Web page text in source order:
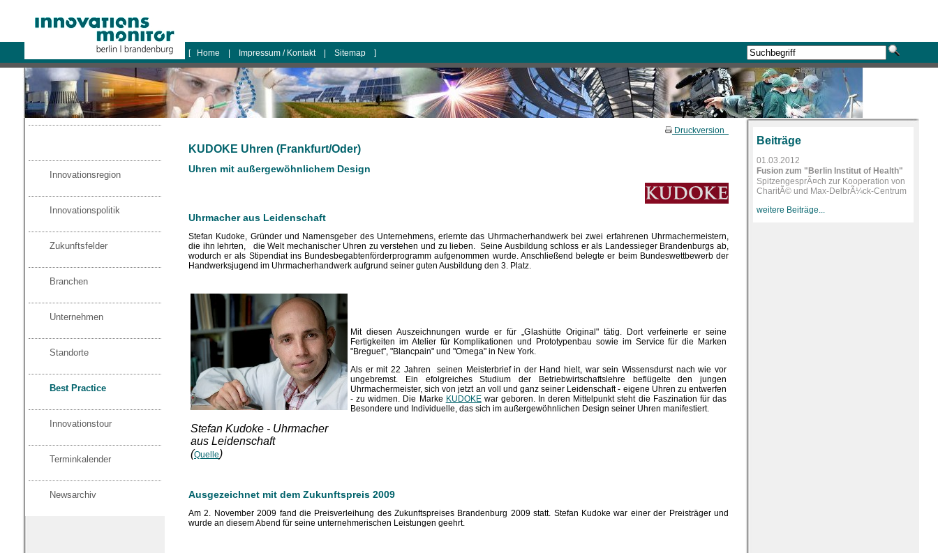
logo
[ Home Impressum / Kontakt Sitemap ]
Innovationsregion
Innovationspolitik
Zukunftsfelder
Branchen
Unternehmen
Standorte
Best Practice
Innovationstour
Terminkalender
Newsarchiv
Druckversion
KUDOKE Uhren (Frankfurt/Oder)
Uhren mit außergewöhnlichem Design
Uhrmacher aus Leidenschaft
Stefan Kudoke, Gründer und Namensgeber des Unternehmens, erlernte das Uhrmacherhandwerk bei zwei erfahrenen Uhrmachermeistern,
die ihn lehrten, die Welt mechanischer Uhren zu verstehen und zu lieben. Seine Ausbildung schloss er als Landessieger Brandenburgs ab,
wodurch er als Stipendiat ins Bundesbegabtenförderprogramm aufgenommen wurde. Anschließend belegte er beim Bundeswettbewerb der
Handwerksjugend im Uhrmacherhandwerk aufgrund seiner guten Ausbildung den 3. Platz.
Stefan Kudoke - Uhrmacher
aus Leidenschaft
(Quelle)
Mit diesen Auszeichnungen wurde er für „Glashütte Original" tätig. Dort verfeinerte er seine
Fertigkeiten im Atelier für Komplikationen und Prototypenbau sowie im Service für die Marken
"Breguet", "Blancpain" und "Omega" in New York.
Als er mit 22 Jahren seinen Meisterbrief in der Hand hielt, war sein Wissensdurst nach wie vor
ungebremst. Ein efolgreiches Studium der Betriebwirtschaftslehre beflügelte den jungen
Uhrmachermeister, sich von jetzt an voll und ganz seiner Leidenschaft - eigene Uhren zu entwerfen
- zu widmen. Die Marke KUDOKEwar geboren. In deren Mittelpunkt steht die Faszination für das
Besondere und Individuelle, das sich im außergewöhnlichen Design seiner Uhren manifestiert.
Ausgezeichnet mit dem Zukunftspreis 2009
Am 2. November 2009 fand die Preisverleihung des Zukunftspreises Brandenburg 2009 statt. Stefan Kudoke war einer der Preisträger und
wurde an diesem Abend für seine unternehmerischen Leistungen geehrt.
Beiträge
01.03.2012
Fusion zum "Berlin Institut of Health"
SpitzengesprÃ¤ch zur Kooperation von
CharitÃ© und Max-DelbrÃ¼ck-Centrum
weitere Beiträge...